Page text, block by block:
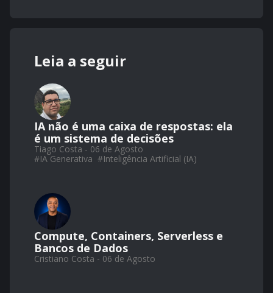
Leia a seguir
IA não é uma caixa de respostas: ela
é um sistema de decisões
Tiago Costa - 06 de Agosto
#IA Generativa #Inteligência Artificial (IA)
Compute, Containers, Serverless e
Bancos de Dados
Cristiano Costa - 06 de Agosto